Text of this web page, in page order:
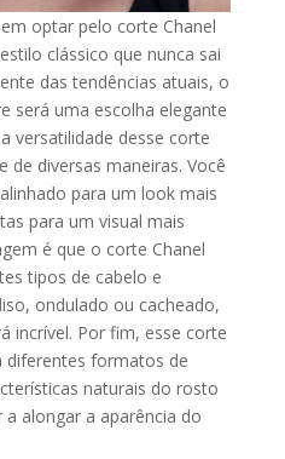
optar pelo corte Chanel
clássico que nunca sai
das tendências atuais, o
será uma escolha elegante
versatilidade desse corte
de diversas maneiras. Você
para um look mais
para um visual mais
é que o corte Chanel
tipos de cabelo e
ondulado ou cacheado,
incrível. Por fim, esse corte
diferentes formatos de
naturais do rosto
alongar a aparência do